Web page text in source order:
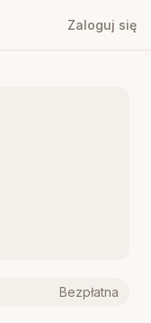
Zaloguj się
Bezpłatna